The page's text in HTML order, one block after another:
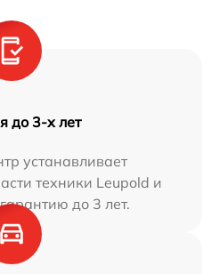
до 3-х лет
устанавливает
техники Leupold и
до 3 лет.